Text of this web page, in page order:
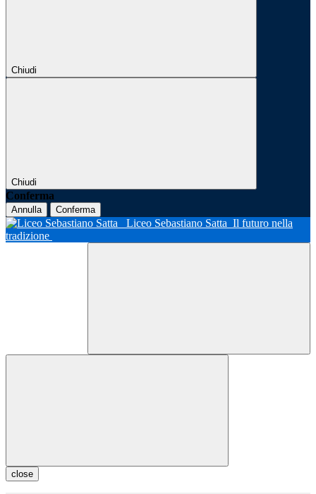
Chiudi
Chiudi
Conferma
Annulla Conferma
Liceo Sebastiano Satta Il futuro nella
tradizione
close